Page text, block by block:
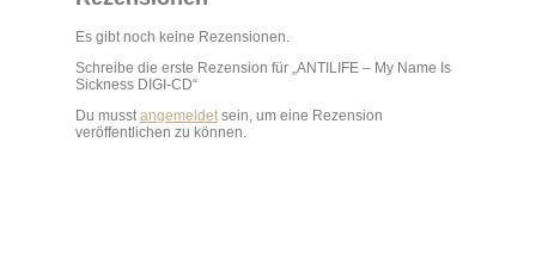
Es gibt noch keine Rezensionen.
Schreibe die erste Rezension für „ANTILIFE – My Name Is
Sickness DIGI-CD“
Du musstangemeldetsein, um eine Rezension
veröffentlichen zu können.